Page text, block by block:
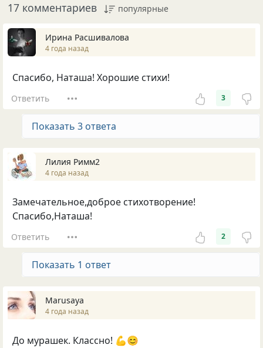
17 комментариев популярные
Ирина Расшивалова
4 года назад
Спасибо, Наташа! Хорошие стихи!
Ответить 3
Показать 3 ответа
Лилия Римм2
4 года назад
Замечательное,доброе стихотворение!
Спасибо,Наташа!
Ответить 2
Показать 1 ответ
Marusaya
4 года назад
До мурашек. Классно! 💪😊